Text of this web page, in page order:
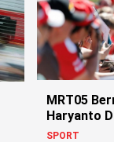
MRT05
Haryanto
Cepat
SPORT